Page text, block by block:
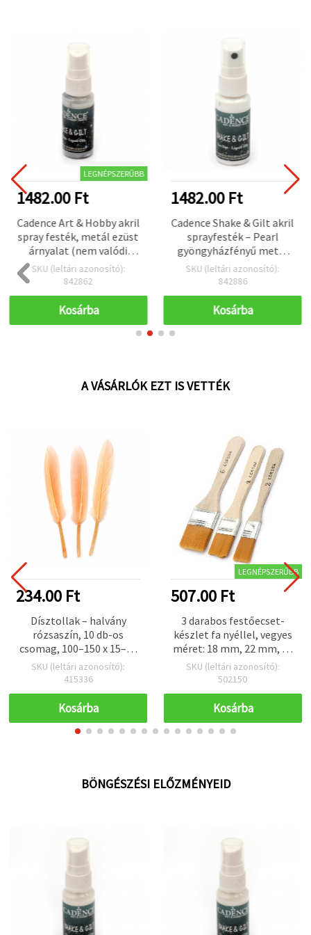
LEGNÉPSZERŰBB
1482.00 Ft
Cadence Art & Hobby akril
spray festék, metál ezüst
árnyalat (nem valódi
ezüst), rázd és fújd
szórópalack – fémes
és dekorációs
SKU (leltári azonosító):
842862
Kosárba
1482.00 Ft
Cadence Shake & Gilt akril
sprayfesték – Pearl
gyöngyházfényű metál
hatás, többfelületű hobbi
és DIY művészeti spray
műanyaghoz, vászonhoz
SKU (leltári azonosító):
842886
Kosárba
A VÁSÁRLÓK EZT IS VETTÉK
234.00 Ft
Dísztollak – halvány
rózsaszín, 10 db-os
csomag, 100–150 x 15–20
mm, hobbi, kézműves,
dekor és scrapbooking
SKU (leltári azonosító):
415336
Kosárba
LEGNÉPSZERŰBB
507.00 Ft
3 darabos festőecset-
készlet fa nyéllel, vegyes
méret: 18 mm, 22 mm, 24
mm
SKU (leltári azonosító):
502150
Kosárba
BÖNGÉSZÉSI ELŐZMÉNYEID